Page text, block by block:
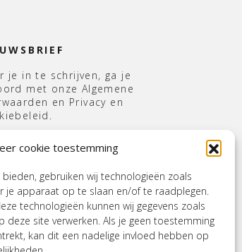
cookie toestemming
gebruiken wij technologieën zoals
je apparaat op te slaan en/of te raadplegen.
technologieën kunnen wij gegevens zoals
deze site verwerken. Als je geen toestemming
kan dit een nadelige invloed hebben op
je in te schrijven, ga je
met onze Algemene
en Privacy en
*